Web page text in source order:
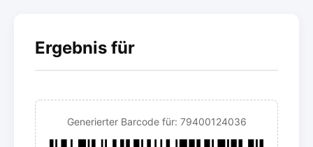
Ergebnis für
Generierter Barcode für: 79400124036